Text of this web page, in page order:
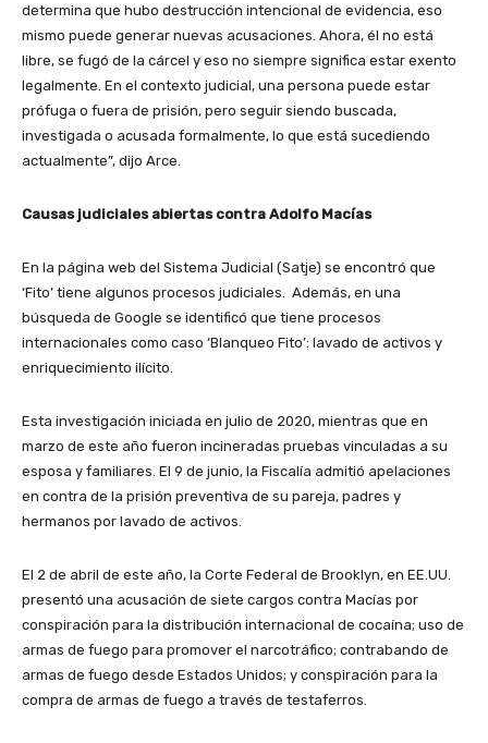
determina que hubo destrucción intencional de evidencia, eso
mismo puede generar nuevas acusaciones. Ahora, él no está
libre, se fugó de la cárcel y eso no siempre significa estar exento
legalmente. En el contexto judicial, una persona puede estar
prófuga o fuera de prisión, pero seguir siendo buscada,
investigada o acusada formalmente, lo que está sucediendo
actualmente”, dijo Arce.
Causas judiciales abiertas contra Adolfo Macías
En la página web del Sistema Judicial (Satje) se encontró que
‘Fito’ tiene algunos procesos judiciales. Además, en una
búsqueda de Google se identificó que tiene procesos
internacionales como caso ‘Blanqueo Fito’: lavado de activos y
enriquecimiento ilícito.
Esta investigación iniciada en julio de 2020, mientras que en
marzo de este año fueron incineradas pruebas vinculadas a su
esposa y familiares. El 9 de junio, la Fiscalía admitió apelaciones
en contra de la prisión preventiva de su pareja, padres y
hermanos por lavado de activos.
El 2 de abril de este año, la Corte Federal de Brooklyn, en EE.UU.
presentó una acusación de siete cargos contra Macías por
conspiración para la distribución internacional de cocaína; uso de
armas de fuego para promover el narcotráfico; contrabando de
armas de fuego desde Estados Unidos; y conspiración para la
compra de armas de fuego a través de testaferros.